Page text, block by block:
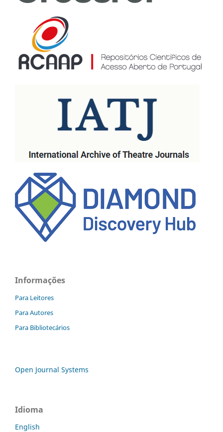
Informações
Para Leitores
Para Autores
Para Bibliotecários
Open Journal Systems
Idioma
English